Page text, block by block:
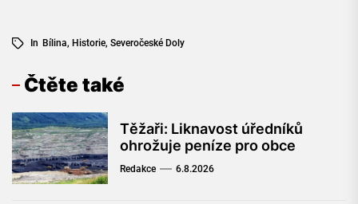
In Bílina, Historie, Severočeské Doly
Čtěte také
Těžaři: Liknavost úředníků
ohrožuje peníze pro obce
Redakce 6.8.2026